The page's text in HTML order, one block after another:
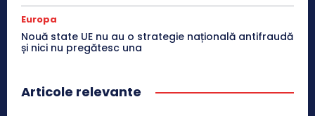
Europa
Nouă state UE nu au o strategie națională antifraudă
și nici nu pregătesc una
Articole relevante